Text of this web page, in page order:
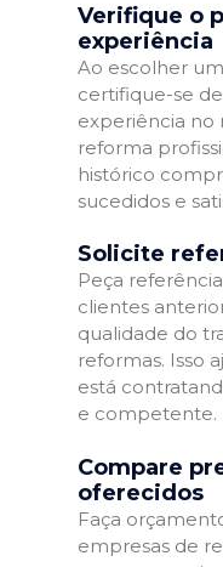
Verifique o
experiência
Ao escolher
certifique-se
experiência no
reforma
histórico
sucedidos e
Solicite
Peça
clientes
qualidade do
reformas. Isso
está
e competente.
Compare
oferecidos
Faça
empresas de